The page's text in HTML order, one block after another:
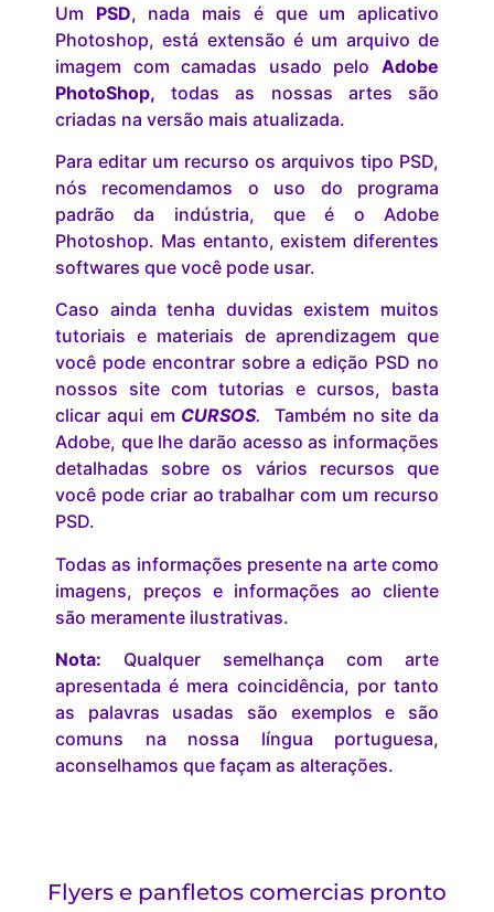
Um PSD, nada mais é que um aplicativo
Photoshop, está extensão é um arquivo de
imagem com camadas usado pelo Adobe
PhotoShop, todas as nossas artes são
criadas na versão mais atualizada.
Para editar um recurso os arquivos tipo PSD,
nós recomendamos o uso do programa
padrão da indústria, que é o Adobe
Photoshop. Mas entanto, existem diferentes
softwares que você pode usar.
Caso ainda tenha duvidas existem muitos
tutoriais e materiais de aprendizagem que
você pode encontrar sobre a edição PSD no
nossos site com tutorias e cursos, basta
clicar aqui em CURSOS.
Também no site da
Adobe, que lhe darão acesso as informações
detalhadas sobre os vários recursos que
você pode criar ao trabalhar com um recurso
PSD.
Todas as informações presente na arte como
imagens, preços e informações ao cliente
são meramente ilustrativas.
Nota: Qualquer semelhança com arte
apresentada é mera coincidência, por tanto
as palavras usadas são exemplos e são
comuns na nossa língua portuguesa,
aconselhamos que façam as alterações.
Flyers e panfletos comercias pronto